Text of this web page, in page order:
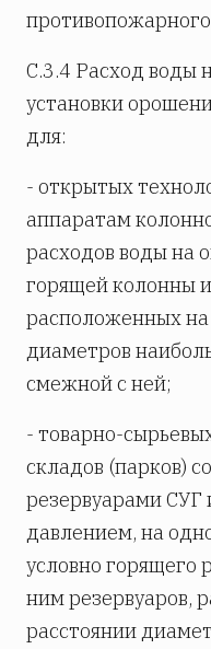
С.3.4 Расход воды
установки
для:
- открытых
аппаратам
расходов воды на
горящей колонны
расположенных на
диаметров
смежной с ней;
- товарно-
складов (парков)
резервуарами
давлением, на
условно горящего
ним резервуаров,
расстоянии